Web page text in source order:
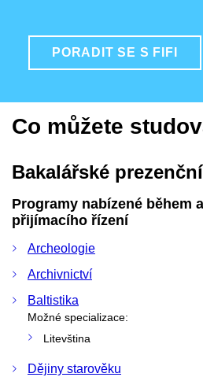
PORADIT SE S FIFI
Co můžete
Bakalářské
Programy nabízené během
přijímacího řízení
Archeologie
Archivnictví
Baltistika
Možné specializace:
Litevština
Dějiny starověku